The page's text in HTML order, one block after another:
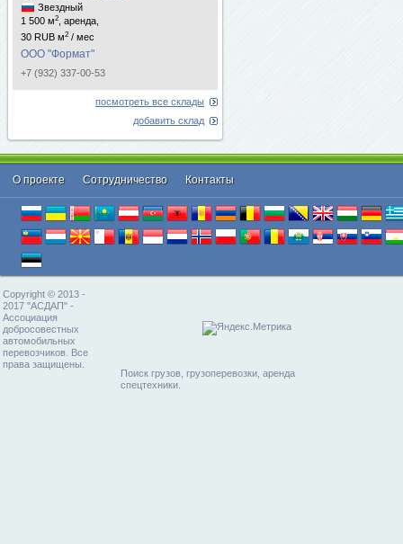
Звездный
1 500 м2
, аренда,
30 RUB м2 / мес
ООО "Формат"
+7 (932) 337-00-53
посмотреть все склады
добавить склад
О проекте Cотрудничество Контакты
Copyright © 2013 -
2017 "АСДАП" -
Ассоциация
добросовестных
автомобильных
перевозчиков. Все
права защищены.
Поиск грузов, грузоперевозки, аренда
спецтехники.